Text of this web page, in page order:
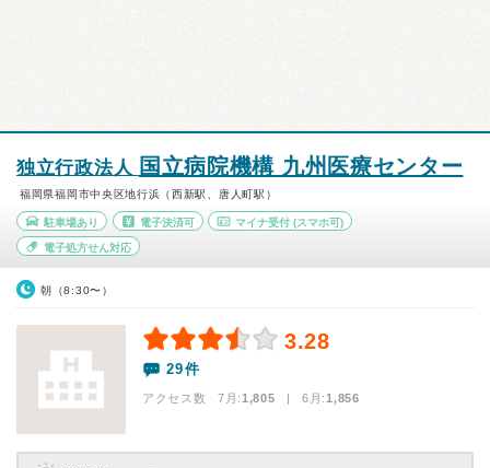
独立行政法人 国立病院機構 九州医療センター
福岡県福岡市中央区地行浜（西新駅、唐人町駅）
駐車場あり 電子決済可 マイナ受付 (スマホ可)
電子処方せん対応
朝（8:30〜）
3.28
29件
アクセス数 7月:1,805 | 6月:1,856